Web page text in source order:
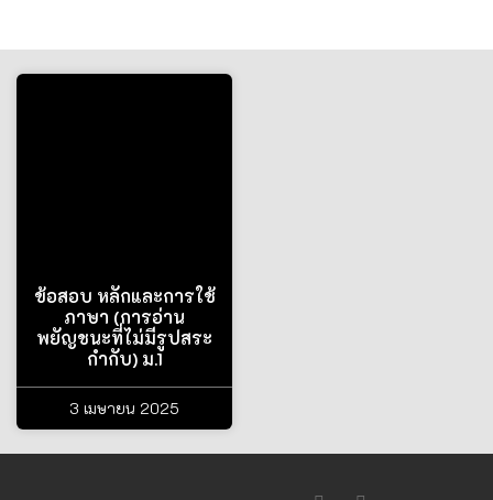
ข้อสอบ หลักและการใช้
ภาษา (การอ่าน
พยัญชนะที่ไม่มีรูปสระ
กำกับ) ม.1
3 เมษายน 2025